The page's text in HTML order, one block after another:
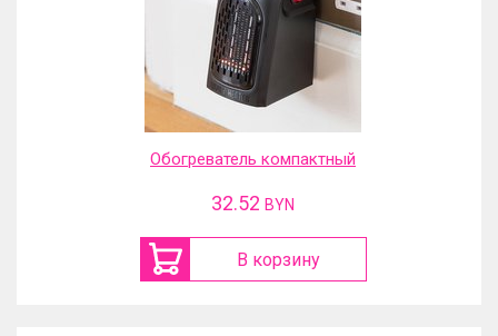
Обогреватель компактный
32.52 BYN
В корзину